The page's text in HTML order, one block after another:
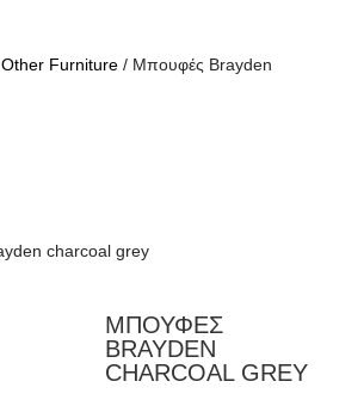
Other Furniture/ Μπουφές Brayden
ΜΠΟΥΦΕΣ
BRAYDEN
CHARCOAL GREY